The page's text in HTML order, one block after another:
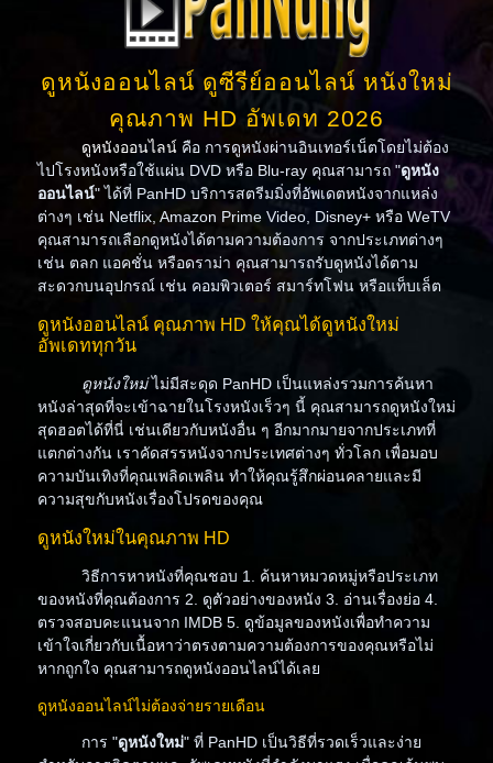
ดูหนังออนไลน์ ดูซีรีย์ออนไลน์ หนังใหม่
คุณภาพ HD อัพเดท 2026
ดูหนังออนไลน์ คือ การดูหนังผ่านอินเทอร์เน็ตโดยไม่ต้อง
ไปโรงหนังหรือใช้แผ่น DVD หรือ Blu-ray คุณสามารถ "ดูหนัง
ออนไลน์" ได้ที่ PanHD บริการสตรีมมิ่งที่อัพเดตหนังจากแหล่ง
ต่างๆ เช่น Netflix, Amazon Prime Video, Disney+ หรือ WeTV
คุณสามารถเลือกดูหนังได้ตามความต้องการ จากประเภทต่างๆ
เช่น ตลก แอคชั่น หรือดราม่า คุณสามารถรับดูหนังได้ตาม
สะดวกบนอุปกรณ์ เช่น คอมพิวเตอร์ สมาร์ทโฟน หรือแท็บเล็ต
ดูหนังออนไลน์ คุณภาพ HD ให้คุณได้ดูหนังใหม่
อัพเดททุกวัน
ดูหนังใหม่ไม่มีสะดุด PanHD เป็นแหล่งรวมการค้นหา
หนังล่าสุดที่จะเข้าฉายในโรงหนังเร็วๆ นี้ คุณสามารถดูหนังใหม่
สุดฮอตได้ที่นี่ เช่นเดียวกับหนังอื่น ๆ อีกมากมายจากประเภทที่
แตกต่างกัน เราคัดสรรหนังจากประเทศต่างๆ ทั่วโลก เพื่อมอบ
ความบันเทิงที่คุณเพลิดเพลิน ทำให้คุณรู้สึกผ่อนคลายและมี
ความสุขกับหนังเรื่องโปรดของคุณ
ดูหนังใหม่ในคุณภาพ HD
วิธีการหาหนังที่คุณชอบ 1. ค้นหาหมวดหมู่หรือประเภท
ของหนังที่คุณต้องการ 2. ดูตัวอย่างของหนัง 3. อ่านเรื่องย่อ 4.
ตรวจสอบคะแนนจาก IMDB 5. ดูข้อมูลของหนังเพื่อทำความ
เข้าใจเกี่ยวกับเนื้อหาว่าตรงตามความต้องการของคุณหรือไม่
หากถูกใจ คุณสามารถดูหนังออนไลน์ได้เลย
ดูหนังออนไลน์ไม่ต้องจ่ายรายเดือน
การ "ดูหนังใหม่" ที่ PanHD เป็นวิธีที่รวดเร็วและง่าย